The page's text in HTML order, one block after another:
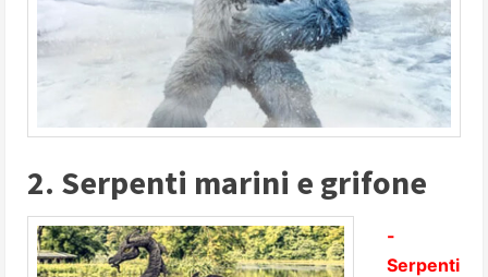
2. Serpenti marini e grifone
-
Serpenti